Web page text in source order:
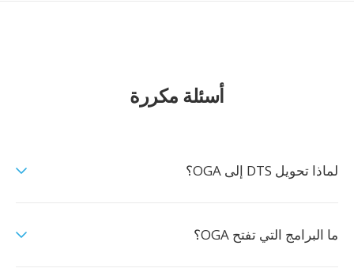
أسئلة مكررة
لماذا تحويل DTS إلى OGA؟
ما البرامج التي تفتح OGA؟